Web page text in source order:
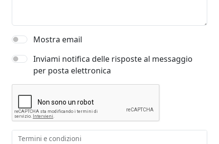
Mostra email
Inviami notifica delle risposte al messaggio
per posta elettronica
Termini e condizioni